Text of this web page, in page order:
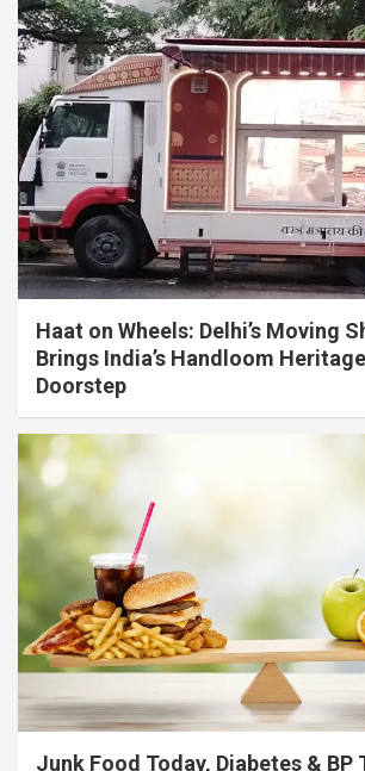
Haat on Wheels: Delhi’s Moving
Brings India’s Handloom
Doorstep
Junk Food Today, Diabetes & BP